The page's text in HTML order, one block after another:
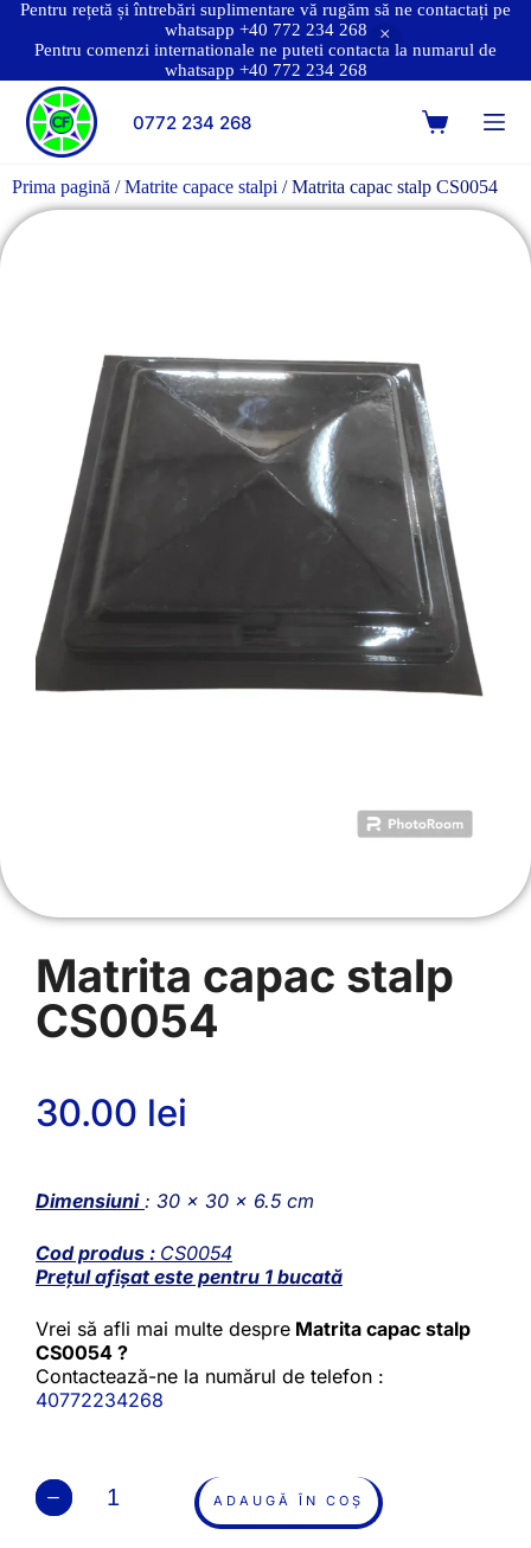
Pentru rețetă și întrebări suplimentare vă rugăm să ne contactați pe
whatsapp +40 772 234 268
Pentru comenzi internationale ne puteti contacta la numarul de
whatsapp +40 772 234 268
0772 234 268
Prima pagină /Matrite capace stalpi / Matrita capac stalp CS0054
Matrita capac stalp
CS0054
30.00 lei
Dimensiuni : 30 x 30 x 6.5 cm
Cod produs : CS0054
Prețul afișat este pentru 1 bucată
Vrei să afli mai multe despre Matrita capac stalp
CS0054 ?
Contactează-ne la numărul de telefon :
40772234268
ADAUGĂ ÎN COȘ